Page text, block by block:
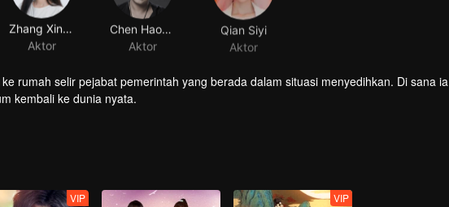
Zhang Xinghe
Aktor
Aktor
Qian Siyi
Aktor
rumah selir pejabat pemerintah yang berada dalam situasi menyedihkan. Di sana ia
kembali ke dunia nyata.
VIP VIP